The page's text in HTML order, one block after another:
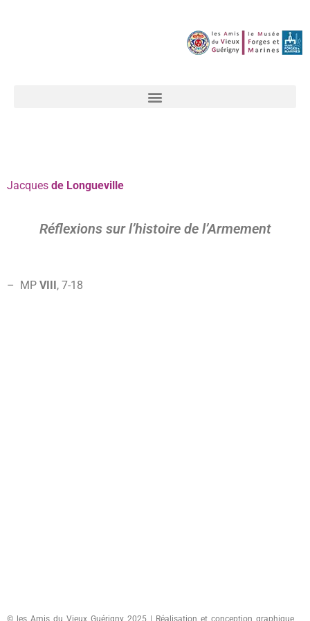
Jacques de Longueville
Réflexions sur l’histoire de l’Armement
– MP VIII, 7-18
© les Amis du Vieux Guérigny 2025 | Réalisation et conception graphique